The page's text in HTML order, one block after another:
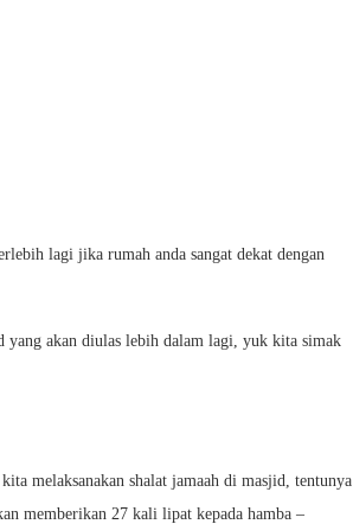
lagi jika rumah anda sangat dekat dengan
yang akan diulas lebih dalam lagi, yuk kita simak
melaksanakan shalat jamaah di masjid, tentunya
memberikan 27 kali lipat kepada hamba –